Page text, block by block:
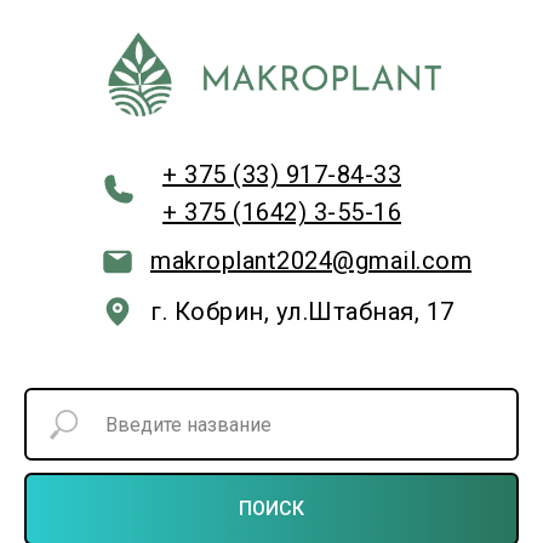
+ 375 (33) 917-84-33
makroplant2024@gmail.com
г. Кобрин, ул.Штабная, 17
+ 375 (1642) 3-55-16
ПОИСК